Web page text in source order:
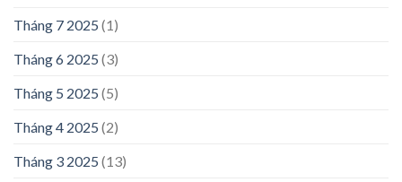
Tháng 7 2025 (1)
Tháng 6 2025 (3)
Tháng 5 2025 (5)
Tháng 4 2025 (2)
Tháng 3 2025 (13)